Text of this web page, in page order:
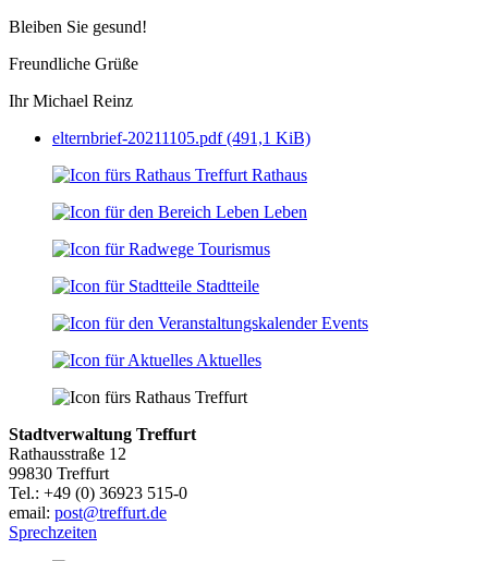
Bleiben Sie gesund!
Freundliche Grüße
Ihr Michael Reinz
elternbrief-20211105.pdf(491,1 KiB)
Rathaus
Leben
Tourismus
Stadtteile
Events
Aktuelles
Stadtverwaltung Treffurt
Rathausstraße 12
99830 Treffurt
Tel.: +49 (0) 36923 515-0
email: post@treffurt.de
Sprechzeiten